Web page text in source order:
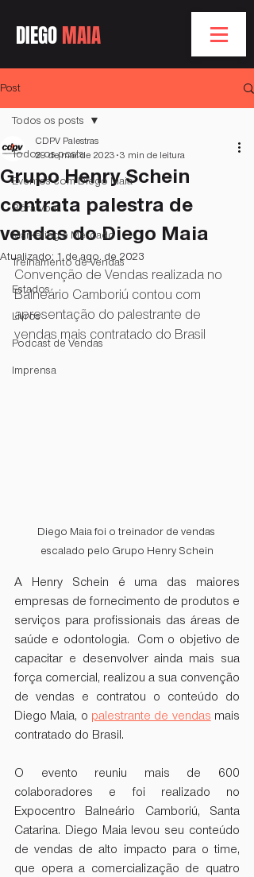
DIEGOMAIA
Post
Todos os posts
Eventos com Diego Maia
Bóra Voar
Marketing e Mercado
Treinamento de Vendas
Estados
Livros
Podcast de Vendas
Imprensa
Todos os posts
Grupo Henry Schein
contrata palestra de
vendas do Diego Maia
CDPV Palestras
29 de mar. de 2023 3 min de leitura
Atualizado: 1 de ago. de 2023
Convenção de Vendas realizada no
Balneário Camboriú contou com
apresentação do palestrante de
vendas mais contratado do Brasil
Diego Maia foi o treinador de vendas
escalado pelo Grupo Henry Schein
A Henry Schein é uma das maiores
empresas de fornecimento de produtos e
serviços para profissionais das áreas de
saúde e odontologia.  Com o objetivo de
capacitar e desenvolver ainda mais sua
força comercial, realizou a sua convenção
de vendas e contratou o conteúdo do
Diego Maia, o palestrante de vendas mais
contratado do Brasil.
O evento reuniu mais de 600
colaboradores e foi realizado no
Expocentro Balneário Camboriú, Santa
Catarina. Diego Maia levou seu conteúdo
de vendas de alto impacto para o time,
que opera a comercialização de quatro